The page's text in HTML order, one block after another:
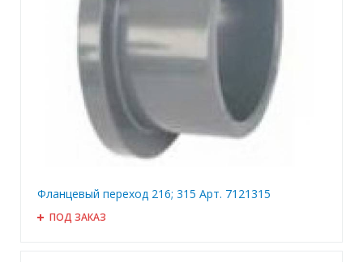
Фланцевый переход 216; 315 Арт. 7121315
ПОД ЗАКАЗ